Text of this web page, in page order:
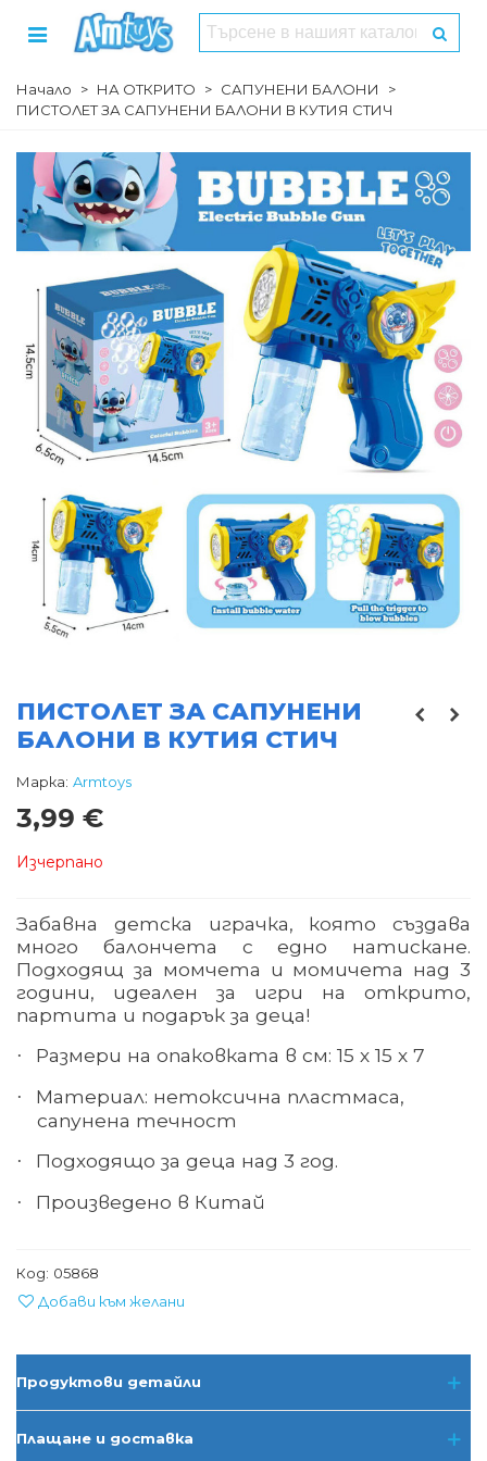
Начало > НА ОТКРИТО > САПУНЕНИ БАЛОНИ
>
ПИСТОЛЕТ ЗА САПУНЕНИ БАЛОНИ В КУТИЯ СТИЧ
ПИСТОЛЕТ ЗА САПУНЕНИ
БАЛОНИ В КУТИЯ СТИЧ
Марка: Armtoys
3,99 €
Изчерпано
Забавна детска играчка, която създава
много балончета с едно натискане.
Подходящ за момчета и момичета над 3
години, идеален за игри на открито,
партита и подарък за деца!
· Размери на опаковката в см: 15 х 15 х 7
· Материал: нетоксична пластмаса,
сапунена течност
· Подходящо за деца над 3 год.
· Произведено в Китай
Код: 05868
Добави към желани
Продуктови детайли
Плащане и доставка